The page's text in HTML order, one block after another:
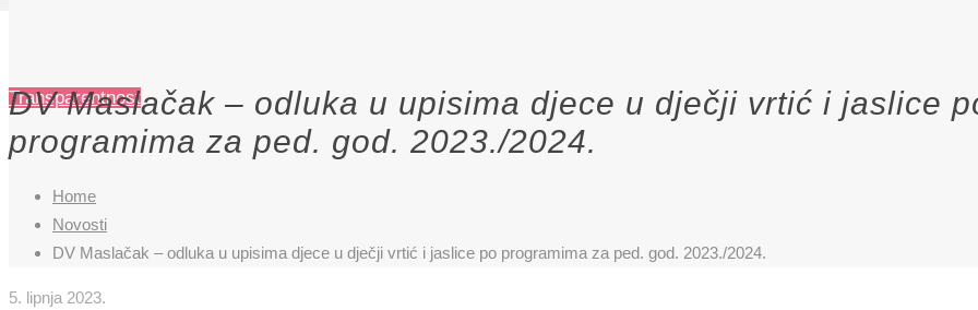
Transparentnost
DV Maslačak – odluka u upisima djece u dječji vrtić i jaslice
programima za ped. god. 2023./2024.
Home
Novosti
DV Maslačak – odluka u upisima djece u dječji vrtić i jaslice po programima za ped. god. 2023./2024.
5. lipnja 2023.